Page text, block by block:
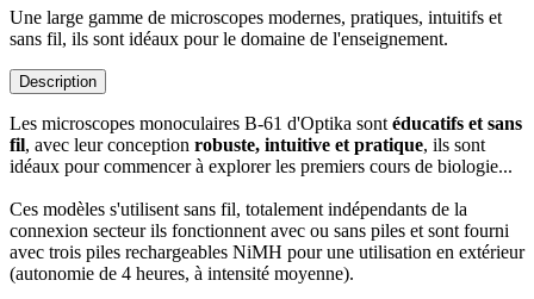
Une large gamme de microscopes modernes, pratiques, intuitifs et
sans fil, ils sont idéaux pour le domaine de l'enseignement.
Description
Les microscopes monoculaires B-61 d'Optika sont éducatifs et sans
fil, avec leur conception robuste, intuitive et pratique, ils sont
idéaux pour commencer à explorer les premiers cours de biologie...
Ces modèles s'utilisent sans fil, totalement indépendants de la
connexion secteur ils fonctionnent avec ou sans piles et sont fourni
avec trois piles rechargeables NiMH pour une utilisation en extérieur
(autonomie de 4 heures, à intensité moyenne).